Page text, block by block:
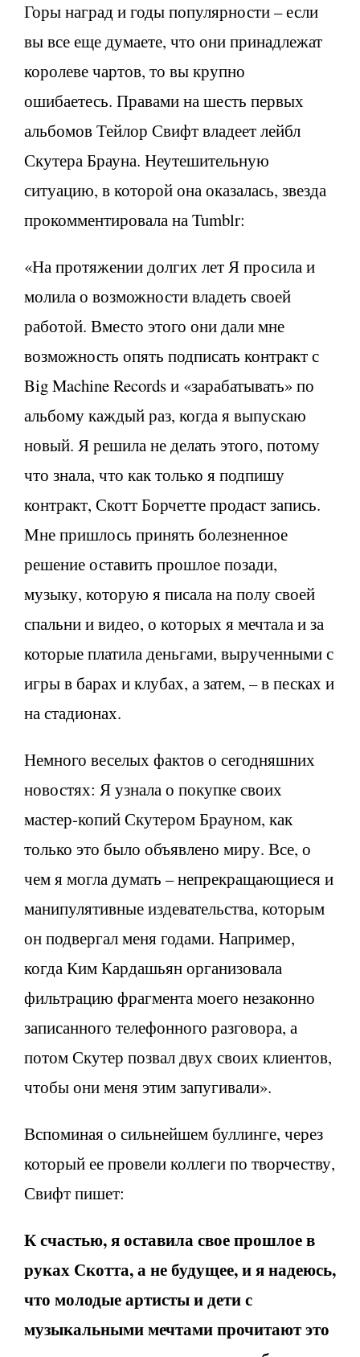
Горы наград и годы популярности – если
вы все еще думаете, что они принадлежат
королеве чартов, то вы крупно
ошибаетесь. Правами на шесть первых
альбомов Тейлор Свифт владеет лейбл
Скутера Брауна. Неутешительную
ситуацию, в которой она оказалась, звезда
прокомментировала на Tumblr:
«На протяжении долгих лет Я просила и
молила о возможности владеть своей
работой. Вместо этого они дали мне
возможность опять подписать контракт с
Big Machine Records и «зарабатывать» по
альбому каждый раз, когда я выпускаю
новый. Я решила не делать этого, потому
что знала, что как только я подпишу
контракт, Скотт Борчетте продаст запись.
Мне пришлось принять болезненное
решение оставить прошлое позади,
музыку, которую я писала на полу своей
спальни и видео, о которых я мечтала и за
которые платила деньгами, вырученными с
игры в барах и клубах, а затем, – в песках и
на стадионах.
Немного веселых фактов о сегодняшних
новостях: Я узнала о покупке своих
мастер-копий Скутером Брауном, как
только это было объявлено миру. Все, о
чем я могла думать – непрекращающиеся и
манипулятивные издевательства, которым
он подвергал меня годами. Например,
когда Ким Кардашьян организовала
фильтрацию фрагмента моего незаконно
записанного телефонного разговора, а
потом Скутер позвал двух своих клиентов,
чтобы они меня этим запугивали».
Вспоминая о сильнейшем буллинге, через
который ее провели коллеги по творчеству,
Свифт пишет:
К счастью, я оставила свое прошлое в
руках Скотта, а не будущее, и я надеюсь,
что молодые артисты и дети с
музыкальными мечтами прочитают это